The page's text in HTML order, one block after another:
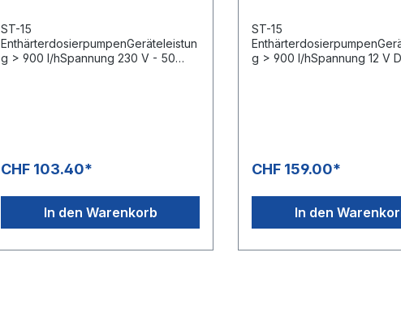
ST-15
EnthärterdosierpumpenGeräteleistun
g > 900 l/hSpannung 230 V - 50
CHF 103.40*
In den Warenkorb
ST-15
g > 900 l/hSpannung 12 V
CHF 159.00*
In den